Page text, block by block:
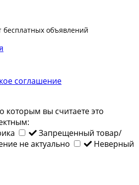
бесплатных объявлений
соглашение
которым вы считаете это
Запрещенный товар/
не актуально
Неверный